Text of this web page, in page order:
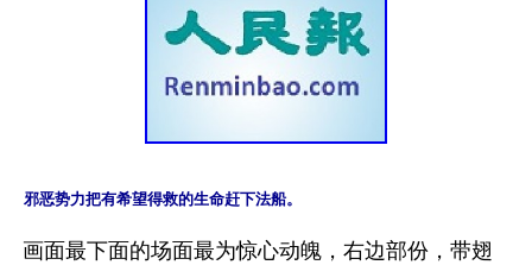
邪恶势力把有希望得救的生命赶下法船。
画面最下面的场面最为惊心动魄，右边部份，带翅